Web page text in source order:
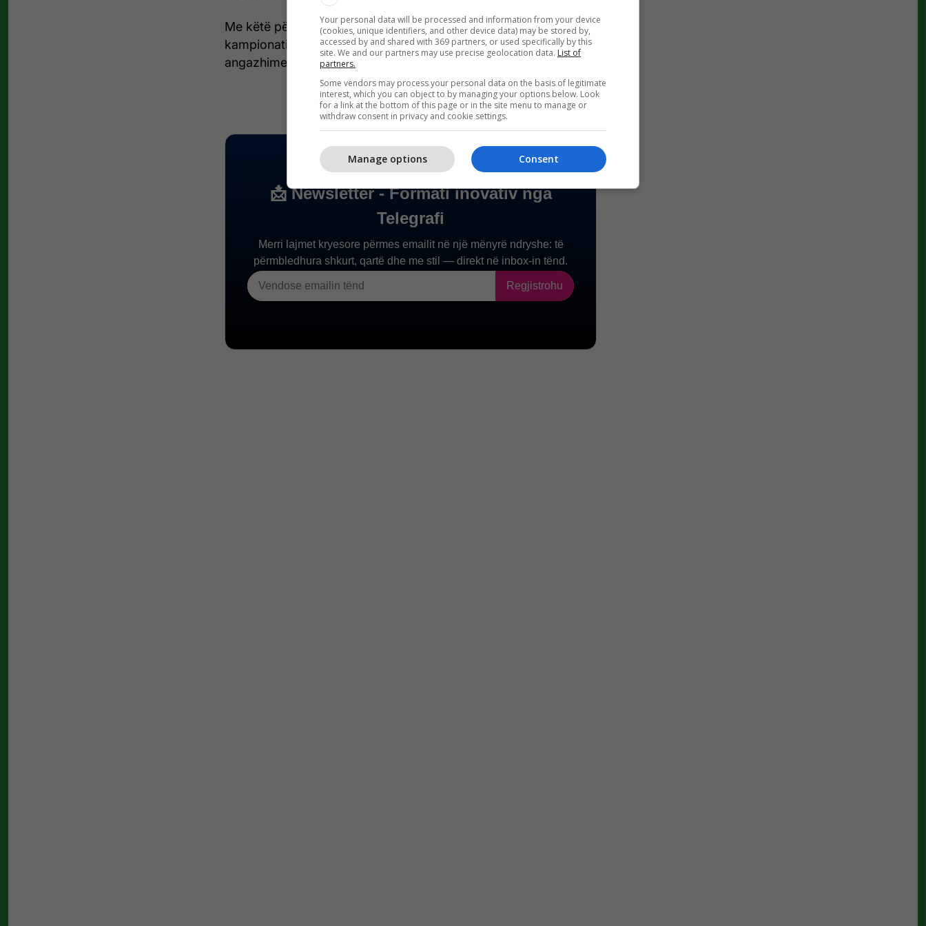
Me këtë përballje është përmbyllur java e 24-t, ndërsa
kampionati do të hyjë në një pauzë të shkurtër për shkak të
angazhimeve të përfaqësueseve.
/Telegrafi/
Your personal data will be processed and information from your device
(cookies, unique identifiers, and other device data) may be stored by,
accessed by and shared with 369 partners, or used specifically by this
site. We and our partners may use precise geolocation data. List of
partners.
Some vendors may process your personal data on the basis of legitimate
interest, which you can object to by managing your options below. Look
for a link at the bottom of this page or in the site menu to manage or
withdraw consent in privacy and cookie settings.
Consent
Manage options